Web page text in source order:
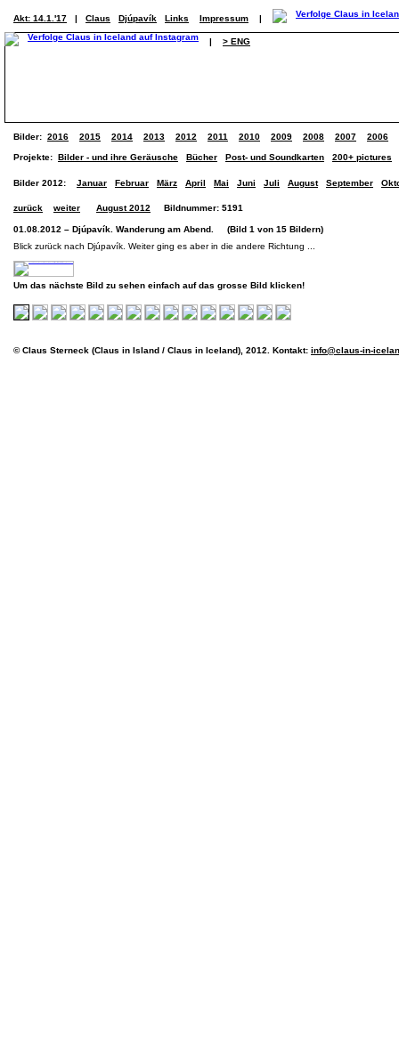
Akt: 14.1.'17 | Claus Djúpavík Links Impressum |
| > ENG
Bilder: 2016 2015 2014 2013 2012 2011 2010 2009 2008 2007 2006
Projekte: Bilder - und ihre Geräusche Bücher Post- und Soundkarten 200+ pictures
Bilder 2012: Januar Februar März April Mai Juni Juli August September
zurück weiter August 2012 Bildnummer: 5191
01.08.2012 – Djúpavík. Wanderung am Abend. (Bild 1 von 15 Bildern)
Blick zurück nach Djúpavík. Weiter ging es aber in die andere Richtung ...
Um das nächste Bild zu sehen einfach auf das grosse Bild klicken!
© Claus Sterneck (Claus in Island / Claus in Iceland), 2012. Kontakt: info@claus-in-